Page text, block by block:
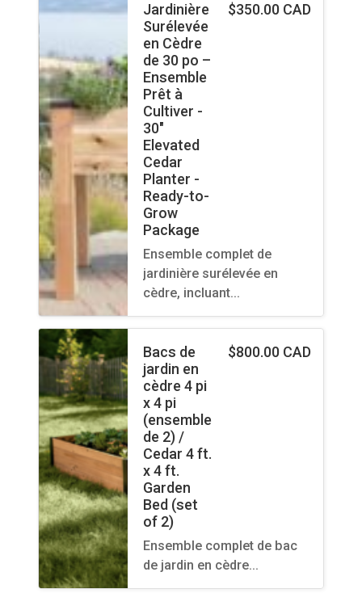
Jardinière
Surélevée
en Cèdre
de 30 po –
Ensemble
Prêt à
Cultiver -
30"
Elevated
Cedar
Planter -
Ready-to-
Grow
Package
$350.00 CAD
Ensemble complet de
jardinière surélevée en
cèdre, incluant…
Bacs de
jardin en
cèdre 4 pi
x 4 pi
(ensemble
de 2) /
Cedar 4 ft.
x 4 ft.
Garden
Bed (set
of 2)
$800.00 CAD
Ensemble complet de bac
de jardin en cèdre…